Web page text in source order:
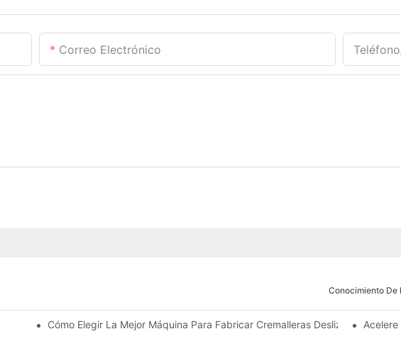
Correo Electrónico
Conocimiento De
Fabricar Deslizadores De Cremallera
Cómo Elegir La Mejor Máquina Para Fabricar Cremalleras Deslizantes Para